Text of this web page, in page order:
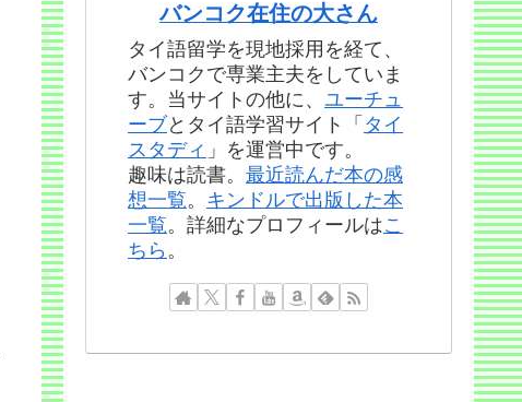
バンコク在住の大さん
タイ語留学を現地採用を経て、
バンコクで専業主夫をしていま
す。当サイトの他に、 ユーチュ
ーブ とタイ語学習サイト「 タイ
スタディ 」を運営中です。
趣味は読書。 最近読んだ本の感
想一覧。 キンドルで出版した本
一覧。詳細なプロフィールはこ
ちら 。